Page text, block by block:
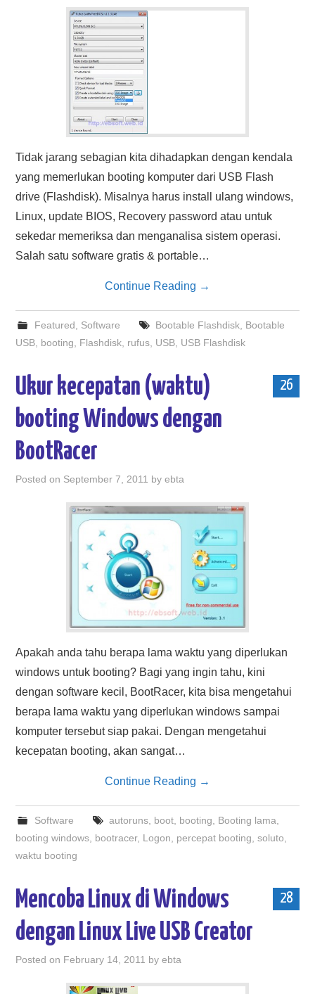
HASIL PENCARIAN
Tidak jarang sebagian kita dihadapkan dengan kendala
yang memerlukan booting komputer dari USB Flash
drive (Flashdisk). Misalnya harus install ulang windows,
Linux, update BIOS, Recovery password atau untuk
sekedar memeriksa dan menganalisa sistem operasi.
Salah satu software gratis & portable…
Continue Reading →
Featured Software Bootable Flashdisk, Bootable
USB booting Flashdisk rufus USB USB Flashdisk
26
Ukur kecepatan (waktu)
booting Windows dengan
BootRacer
Posted on September 7, 2011 byebta
Apakah anda tahu berapa lama waktu yang diperlukan
windows untuk booting? Bagi yang ingin tahu, kini
dengan software kecil, BootRacer, kita bisa mengetahui
berapa lama waktu yang diperlukan windows sampai
komputer tersebut siap pakai. Dengan mengetahui
kecepatan booting, akan sangat…
Continue Reading →
Software autoruns, boot, booting Booting lama
booting windows bootracer, Logon percepat booting ,soluto
waktu booting
28
Mencoba Linux di Windows
dengan Linux Live USB Creator
Posted on February 14, 2011 byebta